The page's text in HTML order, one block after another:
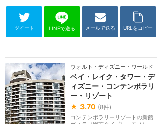
ツイート LINEで送る メールで送る URLをコピー
ウォルト・ディズニー・ワールド（
ベイ・レイク・タワー・デ
ィズニー・コンテンポラリ
ー・リゾート
★ 3.70 (8件)
コンテンポラリーリゾートの新館